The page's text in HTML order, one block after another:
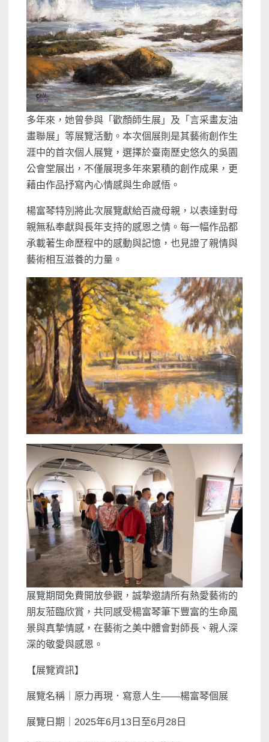
多年來，她曾參與「歡顏師生展」及「言采畫友油
畫聯展」等展覽活動。本次個展則是其藝術創作生
涯中的首次個人展覽，選擇於臺南歷史悠久的吳園
公會堂展出，不僅展現多年來累積的創作成果，更
藉由作品抒寫內心情感與生命感悟。
楊富琴特別將此次展覽獻給百歲母親，以表達對母
親無私奉獻與長年支持的感恩之情。每一幅作品都
承載著生命歷程中的感動與記憶，也見證了親情與
藝術相互滋養的力量。
展覽期間免費開放參觀，誠摯邀請所有熱愛藝術的
朋友蒞臨欣賞，共同感受楊富琴筆下豐富的生命風
景與真摯情感，在藝術之美中體會對師長、親人深
深的敬愛與感恩。
【展覽資訊】
展覽名稱｜原力再現．寫意人生——楊富琴個展
展覽日期｜2025年6月13日至6月28日